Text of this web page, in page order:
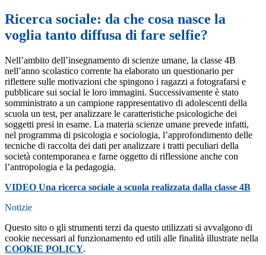
Ricerca sociale: da che cosa nasce la
voglia tanto diffusa di fare selfie?
Nell’ambito dell’insegnamento di scienze umane, la classe 4B
nell’anno scolastico corrente ha elaborato un questionario per
riflettere sulle motivazioni che spingono i ragazzi a fotografarsi e
pubblicare sui social le loro immagini. Successivamente è stato
somministrato a un campione rappresentativo di adolescenti della
scuola un test, per analizzare le caratteristiche psicologiche dei
soggetti presi in esame. La materia scienze umane prevede infatti,
nel programma di psicologia e sociologia, l’approfondimento delle
tecniche di raccolta dei dati per analizzare i tratti peculiari della
società contemporanea e farne oggetto di riflessione anche con
l’antropologia e la pedagogia.
VIDEO Una ricerca sociale a scuola realizzata dalla classe 4B
Notizie
Questo sito o gli strumenti terzi da questo utilizzati si avvalgono di
cookie necessari al funzionamento ed utili alle finalità illustrate nella
COOKIE POLICY.